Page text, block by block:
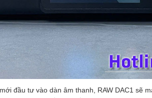
đầu tư vào dàn âm thanh, RAW DAC1 sẽ